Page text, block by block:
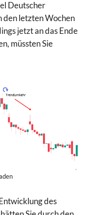
Deutscher
den letzten Wochen
jetzt an das Ende
müssten Sie
des